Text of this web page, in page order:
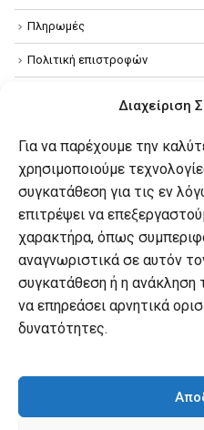
Διαχείριση
Για να παρέχουμε την
χρησιμοποιούμε
συγκατάθεση για τις εν
επιτρέψει να
χαρακτήρα, όπως
αναγνωριστικά σε αυτόν
συγκατάθεση ή η ανάκληση
να επηρεάσει αρνητικά
δυνατότητες.
Πληρωμές
Πολιτική επιστροφών
Πολιτική Cookies
Ο λογαριασμός μου
Ο λογαριασμός μου
Οι παραγγελίες μου
Λίστα επιθυμιών